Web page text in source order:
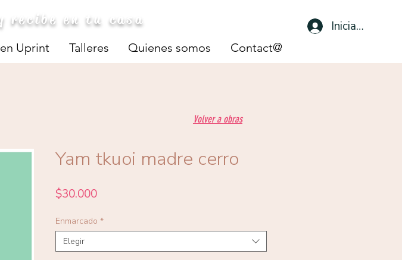
Iniciar sesión
recibe en tu casa
Uprint Talleres Quienes somos Contact@
Yam tkuoi madre cerro
$30.000Precio
Enmarcado *
Elegir
Volver a obras